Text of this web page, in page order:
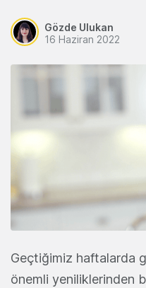
Gözde Ulukan
16 Haziran 2022
Geçtiğimiz haftalarda
önemli yeniliklerinden